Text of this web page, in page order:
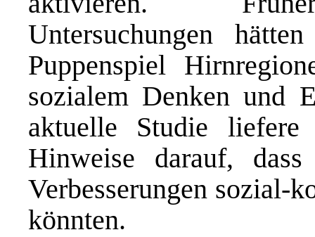
Untersuchungen
Puppenspiel
sozialem Denken und
aktuelle Studie liefere
Hinweise darauf, dass
Verbesserungen sozial-
könnten.